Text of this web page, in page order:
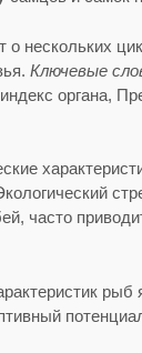
о нескольких
Ключевые
органа,
часто
рыб